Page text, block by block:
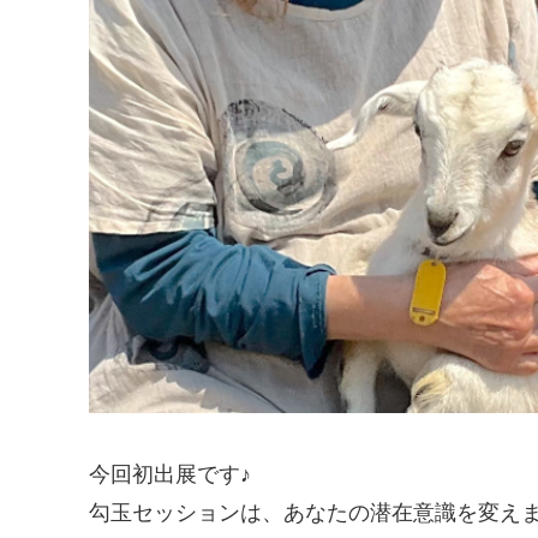
今回初出展です♪
勾玉セッションは、あなたの潜在意識を変え